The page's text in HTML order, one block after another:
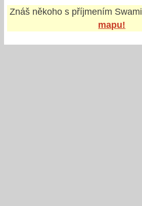
Znáš někoho s příjmením Swami
mapu!